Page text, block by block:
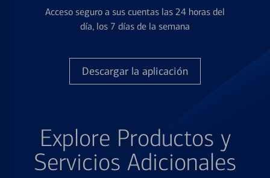
Acceso seguro a sus cuentas las 24 horas del
día, los 7 días de la semana
Descargar la aplicación
Explore Productos y
Servicios Adicionales